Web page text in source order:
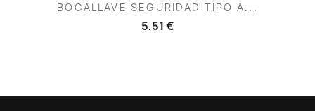
BOCALLAVE SEGURIDAD TIPO A...
5,51 €